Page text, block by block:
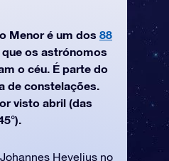
Menor é um dos 88
que os astrónomos
o céu. É parte do
de constelações.
visto abril (das
Hevelius no